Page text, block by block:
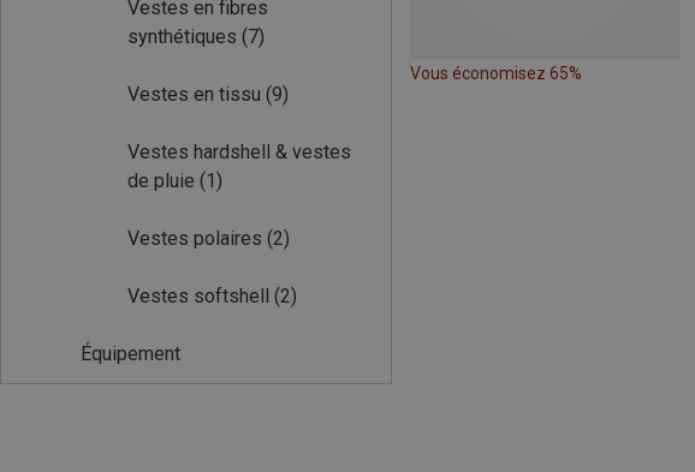
Vestes en fibres
synthétiques (7)
Vestes en tissu (9)
Vestes hardshell & vestes
de pluie (1)
Vestes polaires (2)
Vestes softshell (2)
Équipement
Vous économisez 65%